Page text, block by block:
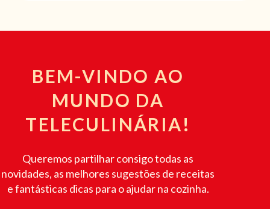
BEM-VINDO AO
MUNDO DA
TELECULINÁRIA!
Queremos partilhar consigo todas as
novidades, as melhores sugestões de receitas
e fantásticas dicas para o ajudar na cozinha.